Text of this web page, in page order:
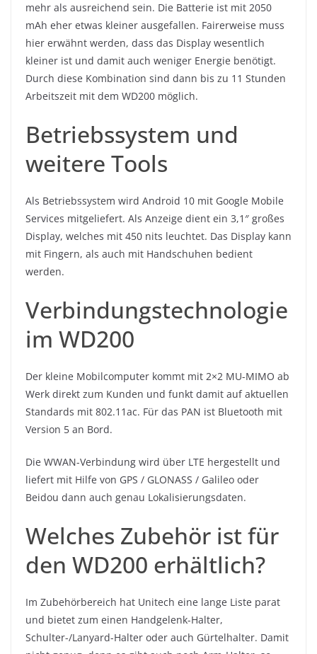
mehr als ausreichend sein. Die Batterie ist mit 2050
mAh eher etwas kleiner ausgefallen. Fairerweise muss
hier erwähnt werden, dass das Display wesentlich
kleiner ist und damit auch weniger Energie benötigt.
Durch diese Kombination sind dann bis zu 11 Stunden
Arbeitszeit mit dem WD200 möglich.
Betriebssystem und
weitere Tools
Als Betriebssystem wird Android 10 mit Google Mobile
Services mitgeliefert. Als Anzeige dient ein 3,1″ großes
Display, welches mit 450 nits leuchtet. Das Display kann
mit Fingern, als auch mit Handschuhen bedient
werden.
Verbindungstechnologie
im WD200
Der kleine Mobilcomputer kommt mit 2×2 MU-MIMO ab
Werk direkt zum Kunden und funkt damit auf aktuellen
Standards mit 802.11ac. Für das PAN ist Bluetooth mit
Version 5 an Bord.
Die WWAN-Verbindung wird über LTE hergestellt und
liefert mit Hilfe von GPS / GLONASS / Galileo oder
Beidou dann auch genau Lokalisierungsdaten.
Welches Zubehör ist für
den WD200 erhältlich?
Im Zubehörbereich hat Unitech eine lange Liste parat
und bietet zum einen Handgelenk-Halter,
Schulter-/Lanyard-Halter oder auch Gürtelhalter. Damit